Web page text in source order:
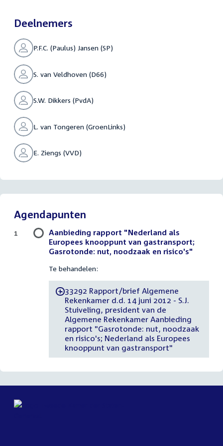
Deelnemers
P.F.C. (Paulus) Jansen (SP)
S. van Veldhoven (D66)
S.W. Dikkers (PvdA)
L. van Tongeren (GroenLinks)
E. Ziengs (VVD)
Agendapunten
Aanbieding rapport "Nederland als
Europees knooppunt van gastransport;
Gasrotonde: nut, noodzaak en risico's"
Te behandelen:
-33292 Rapport/brief Algemene
Rekenkamer d.d. 14 juni 2012 - S.J.
Stuiveling, president van de
Algemene Rekenkamer Aanbieding
rapport "Gasrotonde: nut, noodzaak
en risico's; Nederland als Europees
knooppunt van gastransport"
1